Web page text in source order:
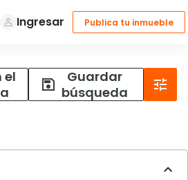
el
Guardar
búsqueda